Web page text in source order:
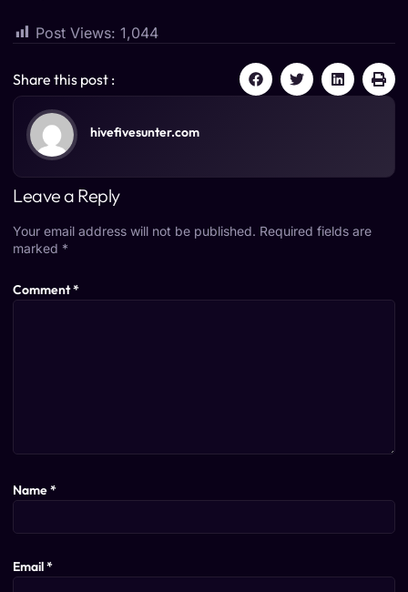
Post Views: 1,044
Share this post :
hivefivesunter.com
Leave a Reply
Your email address will not be published. Required fields are
marked *
Comment*
Name*
Email*